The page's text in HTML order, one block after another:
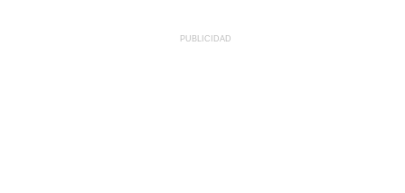
PUBLICIDAD